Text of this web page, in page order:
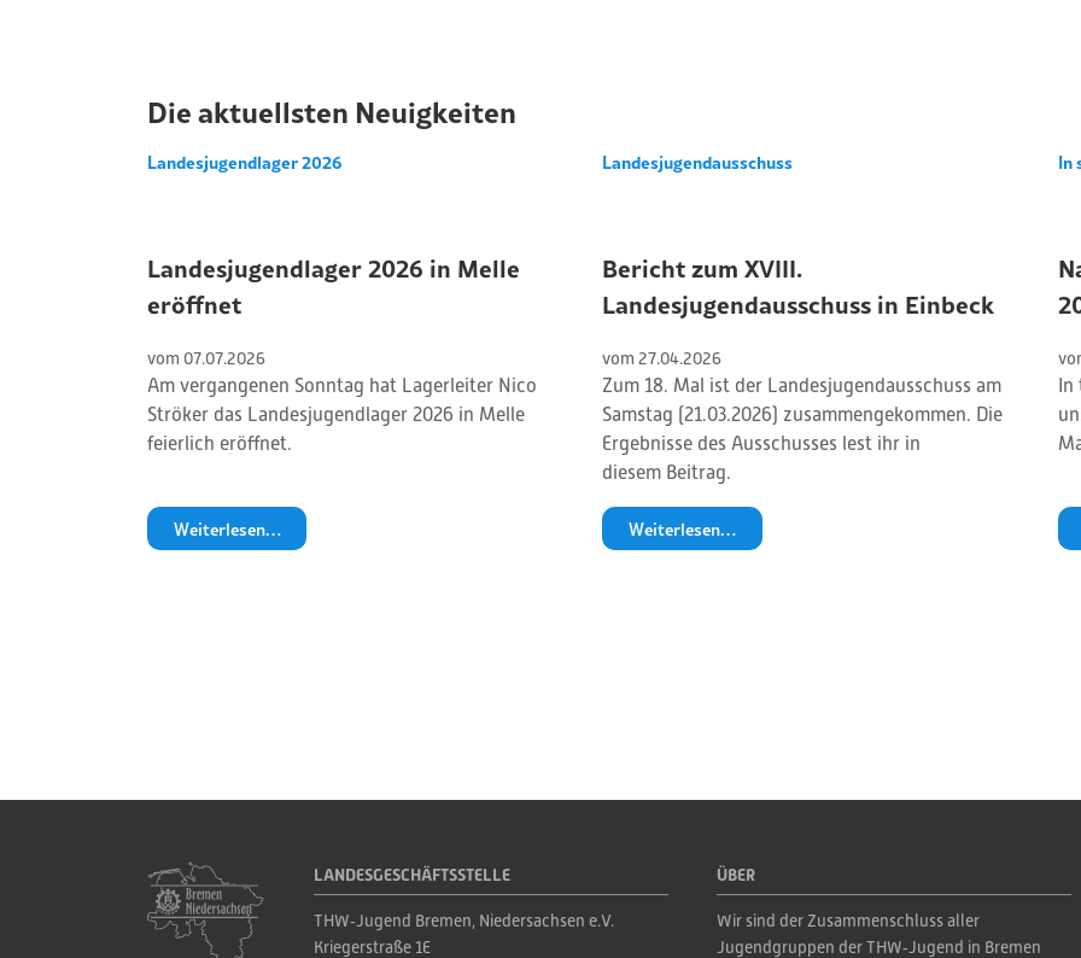
Die aktuellsten Neuigkeiten
Landesjugendlager 2026
Landesjugendlager 2026 in Melle
eröffnet
vom 07.07.2026
Am vergangenen Sonntag hat Lagerleiter Nico
Ströker das Landesjugendlager 2026 in Melle
feierlich eröffnet.
Weiterlesen…
Landesjugendausschuss
Bericht zum XVIII.
Landesjugendausschuss in Einbeck
vom 27.04.2026
Zum 18. Mal ist der Landesjugendausschuss am
Samstag (21.03.2026) zusammengekommen. Die
Ergebnisse des Ausschusses lest ihr in
diesem Beitrag.
Weiterlesen…
In
LANDESGESCHÄFTSSTELLE
THW‑Jugend Bremen, Niedersachsen e.V.
Kriegerstraße 1E
ÜBER
Wir sind der Zusammenschluss aller
Jugendgruppen der THW‑Jugend in Bremen